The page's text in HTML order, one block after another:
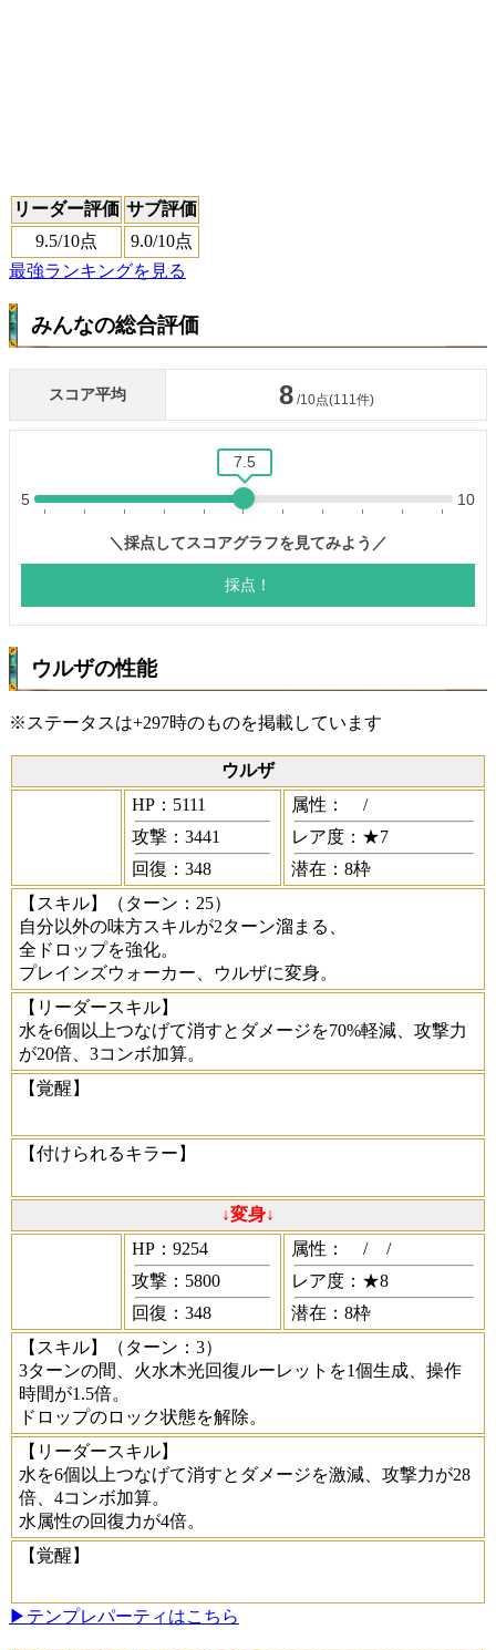
リーダー評価 サブ評価
9.5/10点 9.0/10点
最強ランキングを見る
みんなの総合評価
ウルザの性能
※ステータスは+297時のものを掲載しています
ウルザ
HP：5111
攻撃：3441
回復：348
属性：
/
レア度：★7
潜在：8枠
【スキル】
（ターン：25）
自分以外の味方スキルが2ターン溜まる、
全ドロップを強化。
プレインズウォーカー、ウルザに変身。
【リーダースキル】
水を6個以上つなげて消すとダメージを70%軽減、攻撃力
が20倍、3コンボ加算。
【覚醒】
【付けられるキラー】
↓変身↓
HP：9254
攻撃：5800
回復：348
属性： /
/
レア度：★8
潜在：8枠
【スキル】
（ターン：3）
3ターンの間、火水木光回復ルーレットを1個生成、操作
時間が1.5倍。
ドロップのロック状態を解除。
【リーダースキル】
水を6個以上つなげて消すとダメージを激減、攻撃力が28
倍、4コンボ加算。
水属性の回復力が4倍。
【覚醒】
▶テンプレパーティはこちら